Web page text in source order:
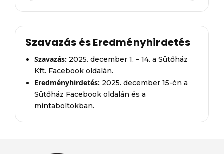
Szavazás és Eredményhirdetés
Szavazás: 2025. december 1. – 14. a Sütőház
Kft. Facebook oldalán.
Eredményhirdetés: 2025. december 15-én a
Sütőház Facebook oldalán és a
mintaboltokban.